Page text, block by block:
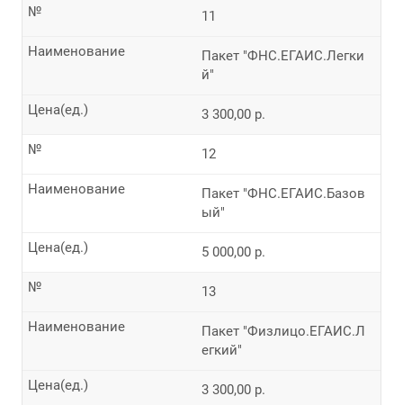
11
№
Пакет "ФНС.ЕГАИС.Легки
й"
Наименование
3 300,00 р.
Цена(ед.)
12
№
Пакет "ФНС.ЕГАИС.Базов
ый"
Наименование
5 000,00 р.
Цена(ед.)
13
№
Пакет "Физлицо.ЕГАИС.Л
егкий"
Наименование
3 300,00 р.
Цена(ед.)